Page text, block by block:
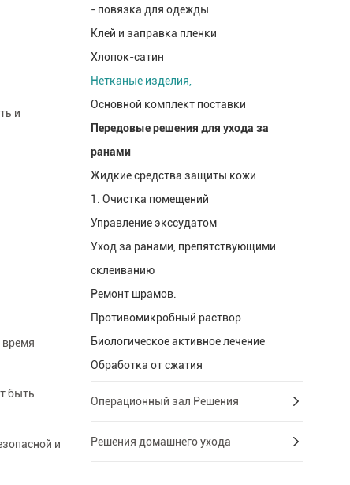
и
время
быть
и
- повязка для одежды
Клей и заправка пленки
Хлопок-сатин
Нетканые изделия,
Основной комплект поставки
Передовые решения для ухода за
ранами
Жидкие средства защиты кожи
1. Очистка помещений
Управление экссудатом
Уход за ранами, препятствующими
склеиванию
Ремонт шрамов.
Противомикробный раствор
Биологическое активное лечение
Обработка от сжатия
Операционный зал Решения
Решения домашнего ухода